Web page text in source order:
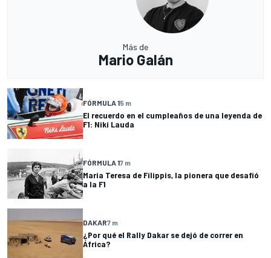
Más de
Mario Galán
FÓRMULA 15 m
El recuerdo en el cumpleaños de una leyenda de
F1: Niki Lauda
FÓRMULA 17 m
Maria Teresa de Filippis, la pionera que desafió
a la F1
DAKAR7 m
¿Por qué el Rally Dakar se dejó de correr en
África?